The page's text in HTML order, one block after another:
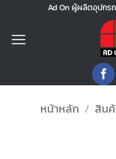
ยัง
Ad On ผู้ผลิตอุปกร
หน้าหลัก / สิน